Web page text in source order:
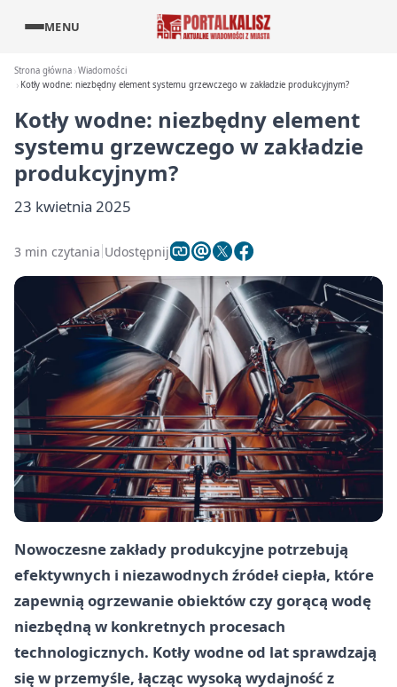
MENU
Strona główna Wiadomości
Kotły wodne: niezbędny element systemu grzewczego w zakładzie produkcyjnym?
Kotły wodne: niezbędny element
systemu grzewczego w zakładzie
produkcyjnym?
23 kwietnia 2025
3 min czytania Udostępnij
Nowoczesne zakłady produkcyjne potrzebują
efektywnych i niezawodnych źródeł ciepła, które
zapewnią ogrzewanie obiektów czy gorącą wodę
niezbędną w konkretnych procesach
technologicznych. Kotły wodne od lat sprawdzają
się w przemyśle, łącząc wysoką wydajność z